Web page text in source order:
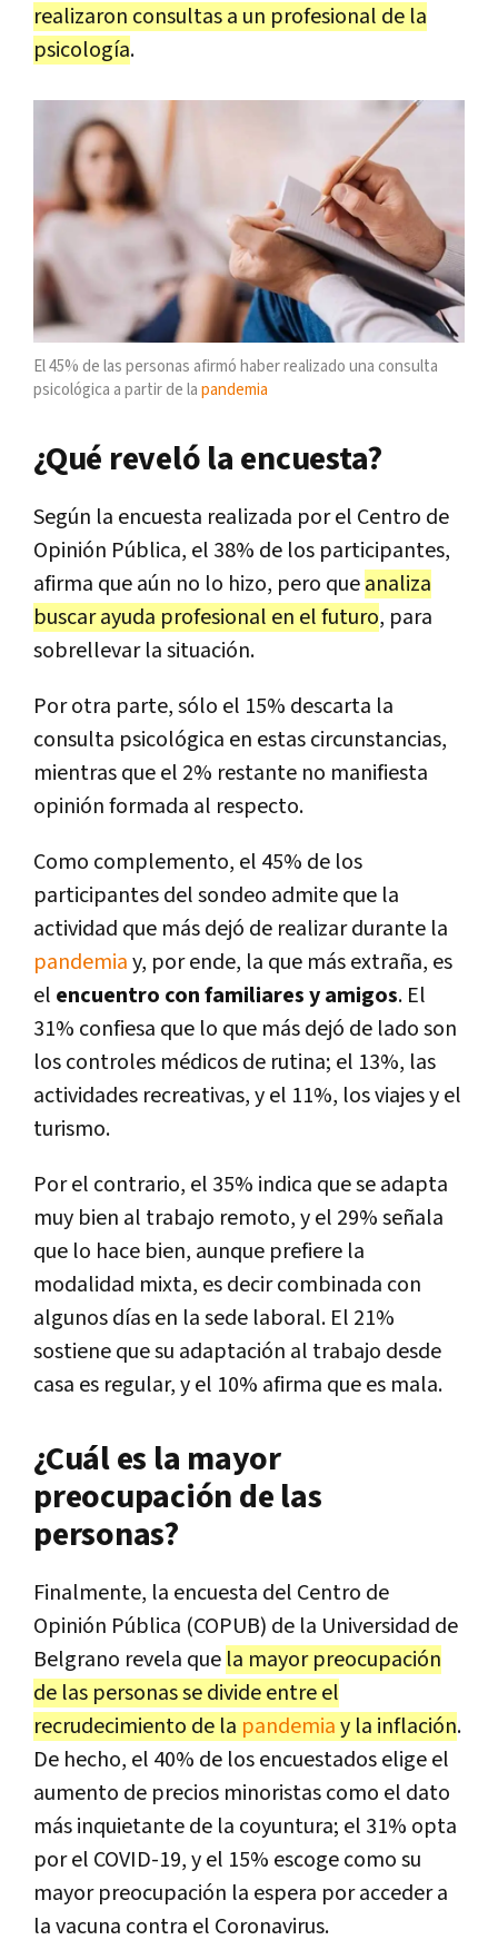
realizaron consultas a un profesional de la
psicología.
El 45% de las personas afirmó haber realizado una consulta
psicológica a partir de la pandemia
¿Qué reveló la encuesta?
Según la encuesta realizada por el Centro de
Opinión Pública, el 38% de los participantes,
afirma que aún no lo hizo, pero queanaliza
buscar ayuda profesional en el futuro, para
sobrellevar la situación.
Por otra parte, sólo el 15% descarta la
consulta psicológica en estas circunstancias,
mientras que el 2% restante no manifiesta
opinión formada al respecto.
Como complemento, el 45% de los
participantes del sondeo admite que la
actividad que más dejó de realizar durante la
pandemiay, por ende, la que más extraña, es
el encuentro con familiares y amigos. El
31% confiesa que lo que más dejó de lado son
los controles médicos de rutina; el 13%, las
actividades recreativas, y el 11%, los viajes y el
turismo.
Por el contrario, el 35% indica que se adapta
muy bien al trabajo remoto, y el 29% señala
que lo hace bien, aunque prefiere la
modalidad mixta, es decir combinada con
algunos días en la sede laboral. El 21%
sostiene que su adaptación al trabajo desde
casa es regular, y el 10% afirma que es mala.
¿Cuál es la mayor
preocupación de las
personas?
Finalmente, la encuesta del Centro de
Opinión Pública (COPUB) de la Universidad de
Belgrano revela que la mayor preocupación
de las personas se divide entre el
recrudecimiento de la pandemiay la inflación.
De hecho, el 40% de los encuestados elige el
aumento de precios minoristas como el dato
más inquietante de la coyuntura; el 31% opta
por el COVID-19, y el 15% escoge como su
mayor preocupación la espera por acceder a
la vacuna contra el Coronavirus.